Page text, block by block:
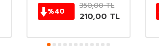
%40
350,00TL
210,00 TL